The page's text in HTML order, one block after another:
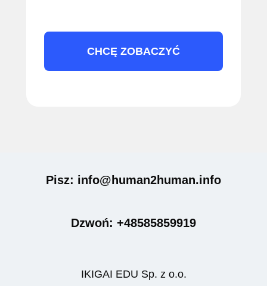
CHCĘ ZOBACZYĆ
Pisz: info@human2human.info
Dzwoń: +48585859919
IKIGAI EDU Sp. z o.o.